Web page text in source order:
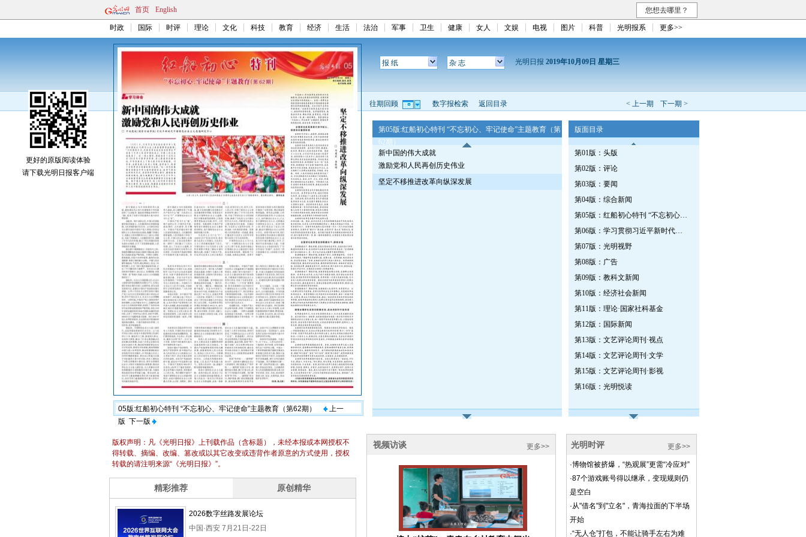
首页 English 您想去哪里？
时政 国际 时评 理论 文化 科技 教育 经济 生活 法治 军事 卫生 健康 女人 文娱 电视 图片 科普 光明报系 更多>>
05版:红船初心特刊 “不忘初心、牢记使命”主题教育（第62期）
上一
版 下一版
报 纸 杂 志 光明日报 2019年10月09日 星期三
< 上一期 下一期 >
往期回顾 数字报检索 返回目录
第05版:红船初心特刊 “不忘初心、牢记使命”主题教育（第
62期）
新中国的伟大成就
激励党和人民再创历史伟业
坚定不移推进改革向纵深发展
版面目录
第01版：头版
第02版：评论
第03版：要闻
第04版：综合新闻
第05版：红船初心特刊 “不忘初心、牢记使命”主题教育（第62期）
第06版：学习贯彻习近平新时代中国特色社会主义思想特刊 第383期
第07版：光明视野
第08版：广告
第09版：教科文新闻
第10版：经济社会新闻
第11版：理论·国家社科基金
第12版：国际新闻
第13版：文艺评论周刊·视点
第14版：文艺评论周刊·文学
第15版：文艺评论周刊·影视
第16版：光明悦读
更好的原版阅读体验
请下载光明日报客户端